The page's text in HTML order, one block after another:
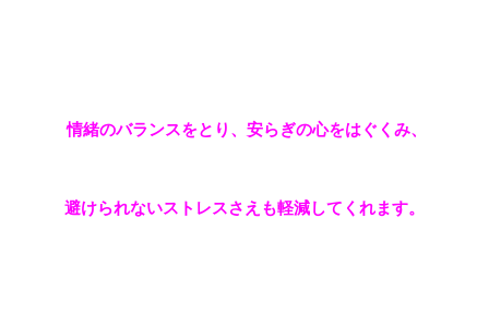
情緒のバランスをとり、安らぎの心をはぐくみ、
避けられないストレスさえも軽減してくれます。